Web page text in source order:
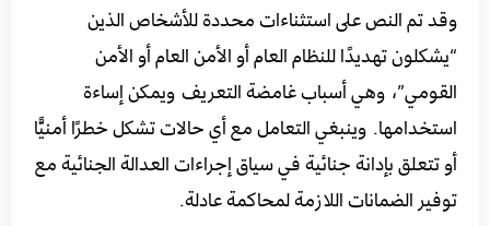
وقد تم النص على استثناءات محددة للأشخاص الذين
“يشكلون تهديدًا للنظام العام أو الأمن العام أو الأمن
القومي”، وهي أسباب غامضة التعريف ويمكن إساءة
استخدامها. وينبغي التعامل مع أي حالات تشكل خطرًا أمنيًّا
أو تتعلق بإدانة جنائية في سياق إجراءات العدالة الجنائية مع
توفير الضمانات اللازمة لمحاكمة عادلة.